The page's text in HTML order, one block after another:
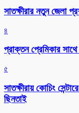
সাতক্ষীরার নতুন জেলা
৪
প্রাক্তন প্রেমিকার
৫
সাতক্ষীরায় কোচিং
ছিনতাই